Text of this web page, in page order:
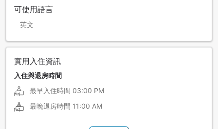
可使用語言
英文
實用入住資訊
入住與退房時間
最早入住時間 03:00 PM
最晚退房時間 11:00 AM